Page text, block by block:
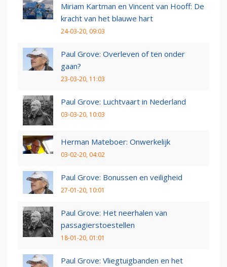
Miriam Kartman en Vincent van Hooff: De
kracht van het blauwe hart
24-03-20, 09:03
Paul Grove: Overleven of ten onder
gaan?
23-03-20, 11:03
Paul Grove: Luchtvaart in Nederland
03-03-20, 10:03
Herman Mateboer: Onwerkelijk
03-02-20, 04:02
Paul Grove: Bonussen en veiligheid
27-01-20, 10:01
Paul Grove: Het neerhalen van
passagierstoestellen
18-01-20, 01:01
Paul Grove: Vliegtuigbanden en het